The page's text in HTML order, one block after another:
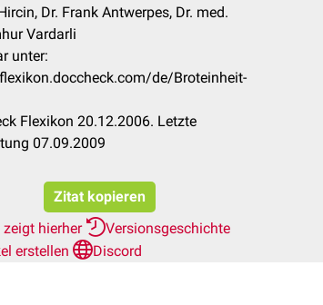
Dr. Frank Antwerpes, Dr. med.
Vardarli
unter:
de/Broteinheit-
Flexikon 20.12.2006. Letzte
07.09.2009
Zitat kopieren
zeigt hierher
Versionsgeschichte
erstellen
Discord